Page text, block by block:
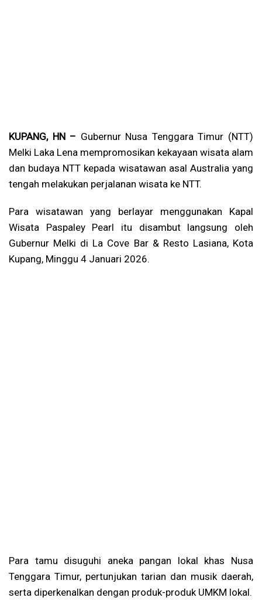
KUPANG, HN – Gubernur Nusa Tenggara Timur (NTT)
Melki Laka Lena mempromosikan kekayaan wisata alam
dan budaya NTT kepada wisatawan asal Australia yang
tengah melakukan perjalanan wisata ke NTT.
Para wisatawan yang berlayar menggunakan Kapal
Wisata Paspaley Pearl itu disambut langsung oleh
Gubernur Melki di La Cove Bar & Resto Lasiana, Kota
Kupang, Minggu 4 Januari 2026.
Para tamu disuguhi aneka pangan lokal khas Nusa
Tenggara Timur, pertunjukan tarian dan musik daerah,
serta diperkenalkan dengan produk-produk UMKM lokal.